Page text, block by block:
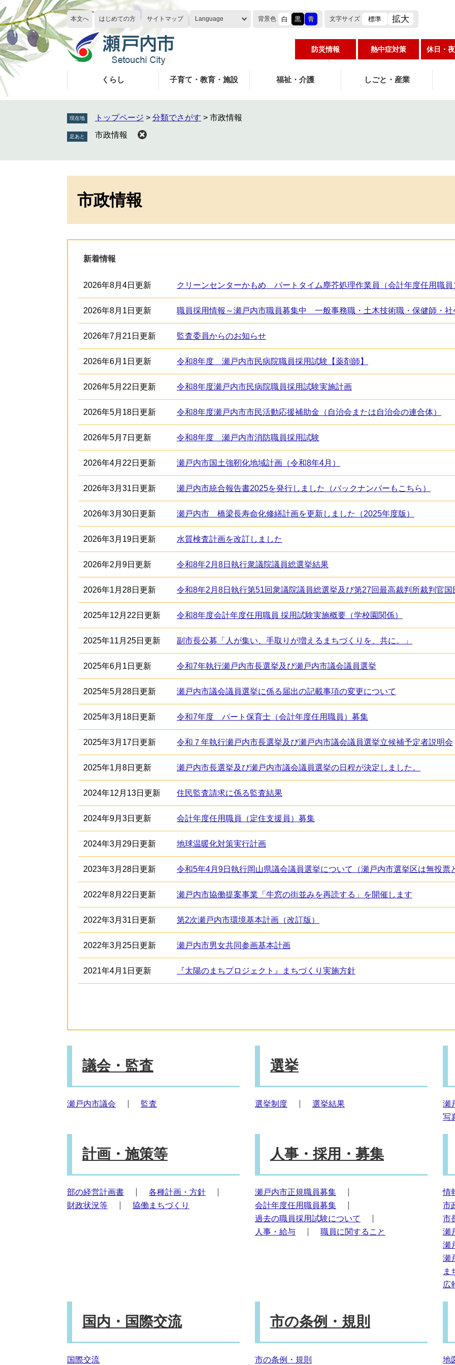
ペ
ー
ジ
の
先
頭
で
す
メ
ニ
ュ
ー
を
飛
ば
し
本文へ はじめての方 サイトマップ Language 背景色 白 黒 青 文字サイズ 標準 拡大
防災情報 熱中症対策 休日・
くらし 子育て・教育・施設 福祉・介護 しごと・産業
現在地 トップページ > 分類でさがす > 市政情報
市政情報
市政情報
新着情報
2026年8月4日更新 クリーンセンターかもめ パートタイム塵芥処理作業員（会計年度任用職員
2026年8月1日更新
2026年7月21日更新 監査委員からのお知らせ
2026年6月1日更新 令和8年度 瀬戸内市民病院職員採用試験【薬剤師】
2026年5月22日更新 令和8年度瀬戸内市民病院職員採用試験実施計画
2026年5月18日更新 令和8年度瀬戸内市市民活動応援補助金（自治会または自治会の連合体）
2026年5月7日更新 令和8年度 瀬戸内市消防職員採用試験
2026年4月22日更新 瀬戸内市国土強靭化地域計画（令和8年4月）
2026年3月31日更新 瀬戸内市統合報告書2025を発行しました（バックナンバーもこちら）
2026年3月30日更新 瀬戸内市 橋梁長寿命化修繕計画を更新しました（2025年度版）
2026年3月19日更新 水質検査計画を改訂しました
2026年2月9日更新 令和8年2月8日執行衆議院議員総選挙結果
2026年1月28日更新 令和8年2月8日執行第51回衆議院議員総選挙及び第27回最高裁判所裁判官国
2025年12月22日更新 令和8年度会計年度任用職員 採用試験実施概要（学校園関係）
2025年11月25日更新 副市長公募「人が集い、手取りが増えるまちづくりを、共に。」
2025年6月1日更新 令和7年執行瀬戸内市長選挙及び瀬戸内市議会議員選挙
2025年5月28日更新 瀬戸内市議会議員選挙に係る届出の記載事項の変更について
2025年3月18日更新 令和7年度 パート保育士（会計年度任用職員）募集
2025年3月17日更新 令和７年執行瀬戸内市長選挙及び瀬戸内市議会議員選挙立候補予定者説明会
2025年1月8日更新 瀬戸内市長選挙及び瀬戸内市議会議員選挙の日程が決定しました。
2024年12月13日更新 住民監査請求に係る監査結果
2024年9月3日更新 会計年度任用職員（定住支援員）募集
2024年3月29日更新 地球温暖化対策実行計画
2023年3月28日更新 令和5年4月9日執行岡山県議会議員選挙について（瀬戸内市選挙区は無投票
2022年8月22日更新 瀬戸内市協働提案事業「牛窓の街並みを再読する」を開催します
2022年3月31日更新 第2次瀬戸内市環境基本計画（改訂版）
2022年3月25日更新 瀬戸内市男女共同参画基本計画
2021年4月1日更新 『太陽のまちプロジェクト』まちづくり実施方針
議会・監査
瀬戸内市議会 監査
選挙
選挙制度 選挙結果 瀬
写
計画・施策等
部の経営計画書
各種計画・方針
財政状況等
協働まちづくり
人事・採用・募集
瀬戸内市正規職員募集
会計年度任用職員募集
過去の職員採用試験について
人事・給与
職員に関すること
情
市
市
瀬
瀬
瀬
ま
広
国内・国際交流
国際交流
市の条例・規則
市の条例・規則 地